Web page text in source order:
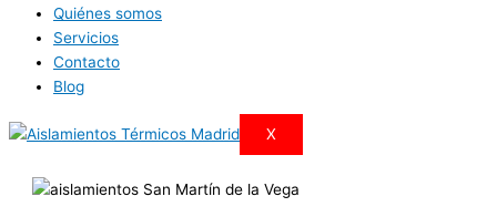
Quiénes somos
Servicios
Contacto
Blog
X